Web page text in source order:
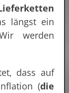
längst ein
werden
dass auf
(die